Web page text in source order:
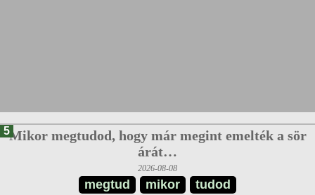
5Mikor megtudod, hogy már megint emelték a sör
árát…
2026-08-08
megtud mikor tudod